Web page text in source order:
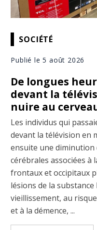
SOCIÉTÉ
Publié le 5 août 2026
De longues
devant la
nuire au
Les individus qui
devant la télévision en
ensuite une diminution
cérébrales associées à
frontaux et occipitaux
lésions de la substance
vieillissement, au
et à la démence, ...